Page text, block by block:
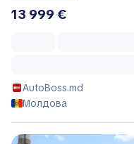
13 999 €
AutoBoss.md
Молдова